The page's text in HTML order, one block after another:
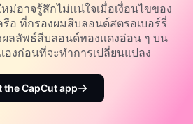
พ AI
ภาพ AI
ก้ไขรูปภาพ
ไขเสียงพูด
อการสร้างสรรค์
ม่อาจรู้สึกไม่แน่ใจเมื่อเงื่อนไขของ
รือ ที่กรองผมสีบลอนด์สตรอเบอร์รี่
ลลัพธ์สีบลอนด์ทองแดงอ่อน ๆ บน
งก่อนที่จะทำการเปลี่ยนแปลง
the CapCut app